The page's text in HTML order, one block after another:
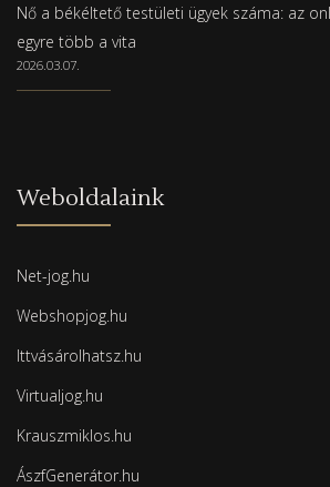
Nő a békéltető testületi ügyek száma: az
egyre több a vita
2026.03.07.
Weboldalaink
Net-jog.hu
Webshopjog.hu
Ittvásárolhatsz.hu
Virtualjog.hu
Krauszmiklos.hu
ÁszfGenerátor.hu